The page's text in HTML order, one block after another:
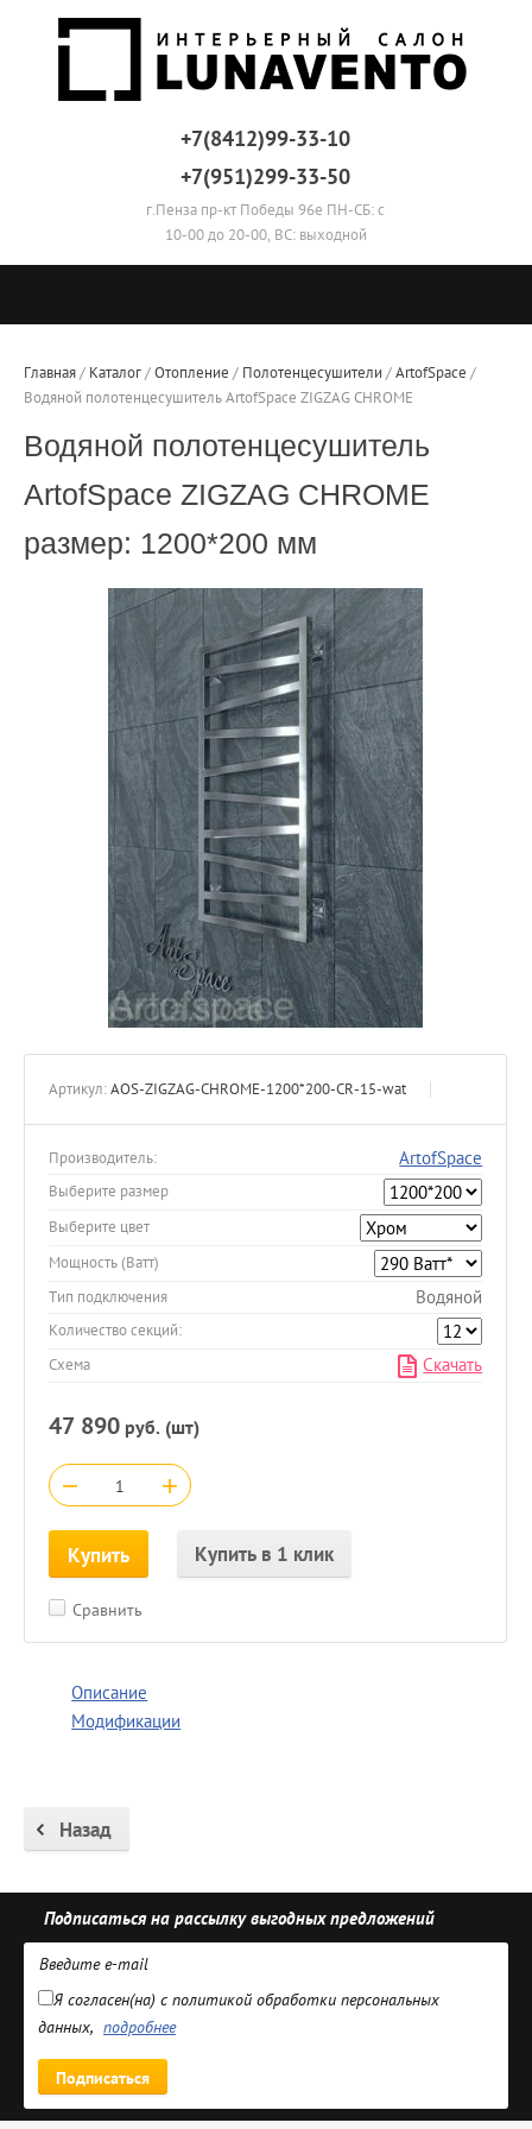
+7(8412)99-33-10
+7(951)299-33-50
г.Пенза пр-кт Победы 96е ПН-СБ: с
10-00 до 20-00, ВС: выходной
Главная / Каталог / Отопление / Полотенцесушители / ArtofSpace
Водяной полотенцесушитель ArtofSpace ZIGZAG CHROME
Водяной полотенцесушитель
ArtofSpace ZIGZAG CHROME
размер: 1200*200 мм
Артикул:AOS-ZIGZAG-CHROME-1200*200-CR-15-wat
Производитель: ArtofSpace
Выберите размер
Выберите цвет
Мощность (Ватт)
Тип подключения
Водяной
Количество секций:
Схема
Скачать
47 890 руб. (шт)
− +
Купить Купить в 1 клик
Сравнить
Описание
Модификации
Назад
Подписаться на рассылку выгодных предложений
Я согласен(на) с политикой обработки персональных
данных, подробнее
Подписаться